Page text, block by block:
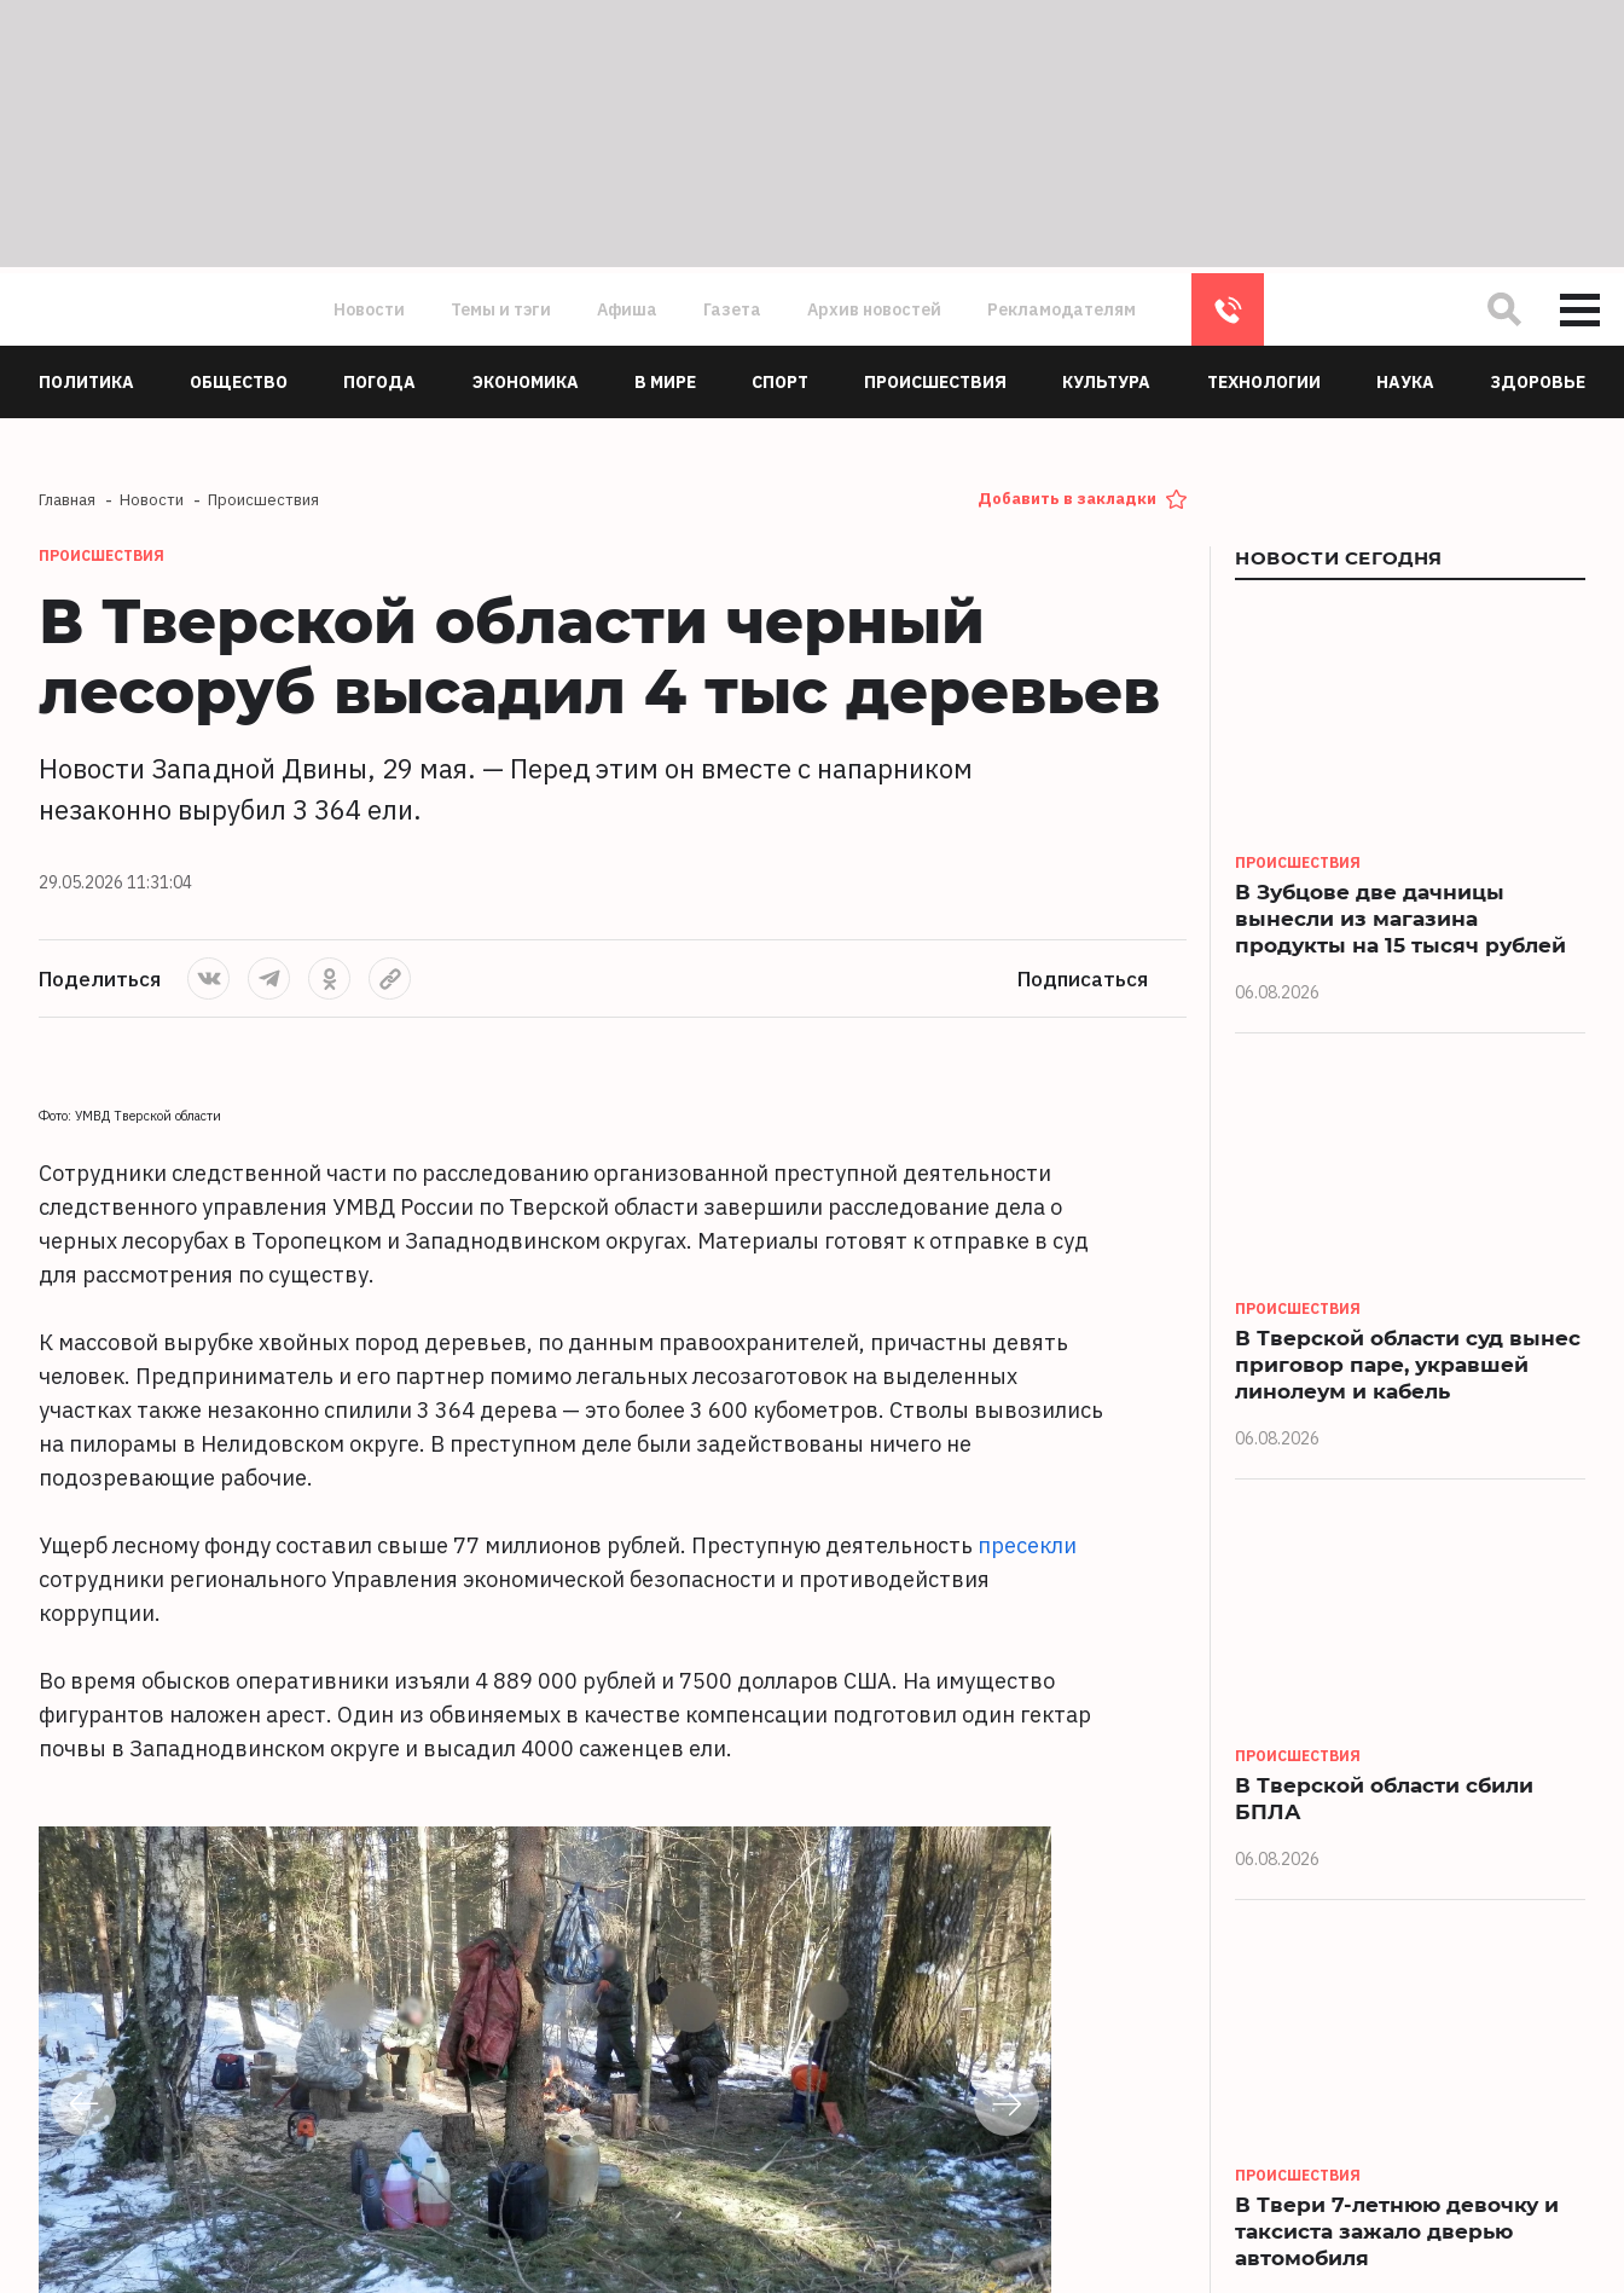
Новости Темы и тэги Афиша Газета Архив новостей Рекламодателям
ПОЛИТИКА ОБЩЕСТВО ПОГОДА ЭКОНОМИКА В МИРЕ СПОРТ ПРОИСШЕСТВИЯ КУЛЬТУРА ТЕХНОЛОГИИ НАУКА ЗДОРОВЬЕ
Главная Новости Происшествия Добавить в закладки
ПРОИСШЕСТВИЯ
В Тверской области черный
лесоруб высадил 4 тыс деревьев
Новости Западной Двины, 29 мая. — Перед этим он вместе с напарником
незаконно вырубил 3 364 ели.
29.05.2026 11:31:04
Поделиться Подписаться
Фото: УМВД Тверской области
Сотрудники следственной части по расследованию организованной преступной деятельности
следственного управления УМВД России по Тверской области завершили расследование дела о
черных лесорубах в Торопецком и Западнодвинском округах. Материалы готовят к отправке в суд
для рассмотрения по существу.
К массовой вырубке хвойных пород деревьев, по данным правоохранителей, причастны девять
человек. Предприниматель и его партнер помимо легальных лесозаготовок на выделенных
участках также незаконно спилили 3 364 дерева — это более 3 600 кубометров. Стволы вывозились
на пилорамы в Нелидовском округе. В преступном деле были задействованы ничего не
подозревающие рабочие.
Ущерб лесному фонду составил свыше 77 миллионов рублей. Преступную деятельность пресекли
сотрудники регионального Управления экономической безопасности и противодействия
коррупции.
Во время обысков оперативники изъяли 4 889 000 рублей и 7500 долларов США. На имущество
фигурантов наложен арест. Один из обвиняемых в качестве компенсации подготовил один гектар
почвы в Западнодвинском округе и высадил 4000 саженцев ели.
НОВОСТИ СЕГОДНЯ
ПРОИСШЕСТВИЯ
В Зубцове две дачницы
вынесли из магазина
продукты на 15 тысяч рублей
06.08.2026
ПРОИСШЕСТВИЯ
В Тверской области суд вынес
приговор паре, укравшей
линолеум и кабель
06.08.2026
ПРОИСШЕСТВИЯ
В Тверской области сбили
БПЛА
06.08.2026
ПРОИСШЕСТВИЯ
В Твери 7-летнюю девочку и
таксиста зажало дверью
автомобиля